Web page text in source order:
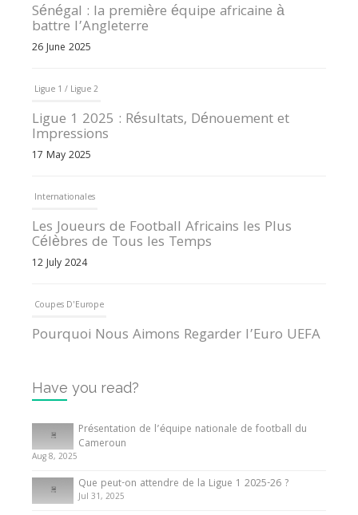
Sénégal : la première équipe africaine à
battre l’Angleterre
26 June 2025
Ligue 1 / Ligue 2
Ligue 1 2025 : Résultats, Dénouement et
Impressions
17 May 2025
Internationales
Les Joueurs de Football Africains les Plus
Célèbres de Tous les Temps
12 July 2024
Coupes D'Europe
Pourquoi Nous Aimons Regarder l’Euro UEFA
Internationales
Tout ce que vous devez savoir sur la Coupe
d’Afrique des Nations
10 May 2024
Internationales
Have you read?
Présentation de l’équipe nationale de football du
Cameroun
Aug 8, 2025
Que peut-on attendre de la Ligue 1 2025-26 ?
Jul 31, 2025